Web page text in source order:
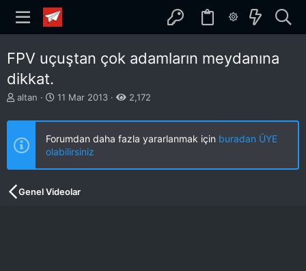
FPV uçuştan çok adamların meydanına
dikkat.
K
n
u
u
b
a
altan
B
ş
a
n
g
ç
11 Mar 2013 2,172
Forumdan daha fazla yararlanmak için buradan ÜYE
olabilirsiniz
Genel Videolar